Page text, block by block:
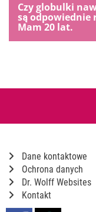
Czy globulki
są odpowiednie
Mam 20 lat.
Dane kontaktowe
Ochrona danych
Dr. Wolff Websites
Kontakt